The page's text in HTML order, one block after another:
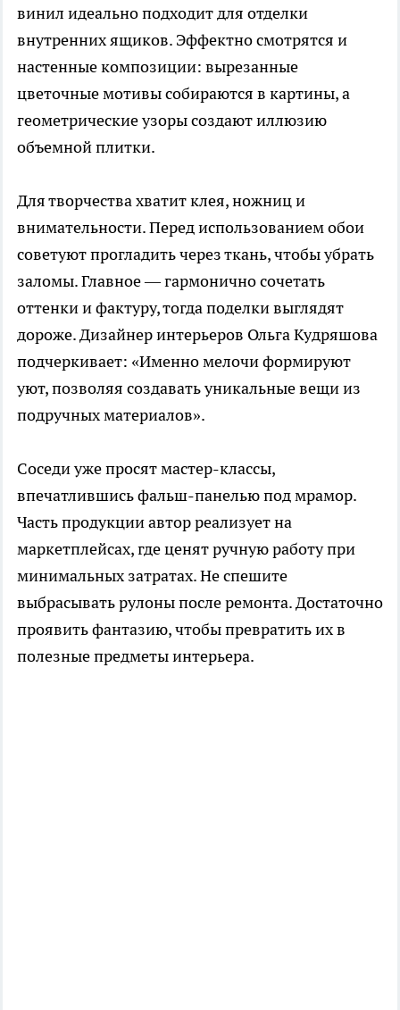
винил идеально подходит для отделки
внутренних ящиков. Эффектно смотрятся и
настенные композиции: вырезанные
цветочные мотивы собираются в картины, а
геометрические узоры создают иллюзию
объемной плитки.
Для творчества хватит клея, ножниц и
внимательности. Перед использованием обои
советуют прогладить через ткань, чтобы убрать
заломы. Главное — гармонично сочетать
оттенки и фактуру, тогда поделки выглядят
дороже. Дизайнер интерьеров Ольга Кудряшова
подчеркивает: «Именно мелочи формируют
уют, позволяя создавать уникальные вещи из
подручных материалов».
Соседи уже просят мастер-классы,
впечатлившись фальш-панелью под мрамор.
Часть продукции автор реализует на
маркетплейсах, где ценят ручную работу при
минимальных затратах. Не спешите
выбрасывать рулоны после ремонта. Достаточно
проявить фантазию, чтобы превратить их в
полезные предметы интерьера.